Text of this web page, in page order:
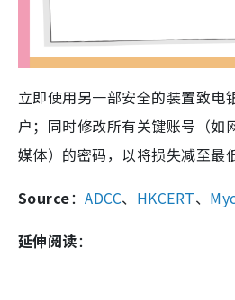
立即使用另一部安全的装置致电
户；同时修改所有关键账号（如
媒体）的密码，以将损失减至最
Source：ADCC、 HKCERT、
延伸阅读：